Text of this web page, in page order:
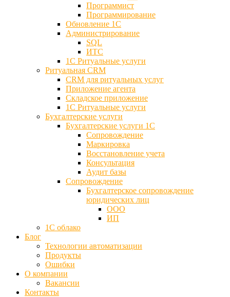
Программист
Программирование
Обновление 1С
Администрирование
SQL
ИТС
1С Ритуальные услуги
Ритуальная CRM
CRM для ритуальных услуг
Приложение агента
Складское приложение
1С Ритуальные услуги
Бухгалтерские услуги
Бухгалтерские услуги 1С
Сопровождение
Маркировка
Восстановление учета
Консультация
Аудит базы
Cопровождение
Бухгалтерское сопровождение
юридических лиц
ООО
ИП
1С облако
Блог
Технологии автоматизации
Продукты
Ошибки
О компании
Вакансии
Контакты